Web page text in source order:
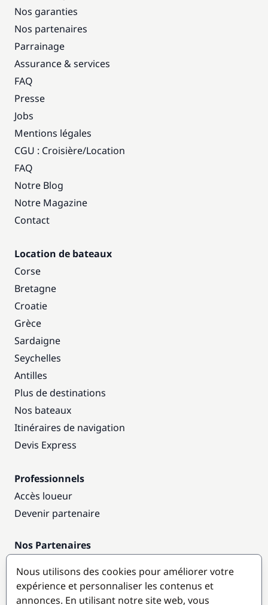
Nos garanties
Nos partenaires
Parrainage
Assurance & services
FAQ
Presse
Jobs
Mentions légales
CGU : Croisière/Location
FAQ
Notre Blog
Notre Magazine
Contact
Location de bateaux
Corse
Bretagne
Croatie
Grèce
Sardaigne
Seychelles
Antilles
Plus de destinations
Nos bateaux
Itinéraires de navigation
Devis Express
Professionnels
Accès loueur
Devenir partenaire
Nos Partenaires
Destinations populaires
Nous utilisons des cookies pour améliorer votre
expérience et personnaliser les contenus et
annonces. En utilisant notre site web, vous